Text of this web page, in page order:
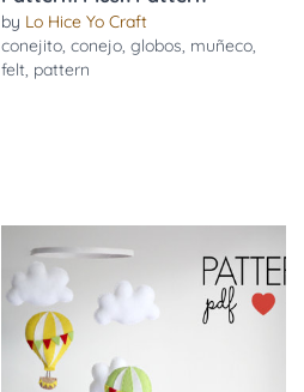
by Lo Hice Yo Craft
conejito, conejo, globos, muñeco,
felt, pattern